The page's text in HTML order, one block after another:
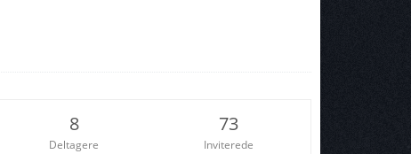
8
Deltagere
73
Inviterede